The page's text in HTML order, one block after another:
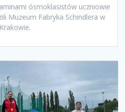
ósmoklasistów uczniowie
Muzeum Fabryka Schindlera w
Krakowie.